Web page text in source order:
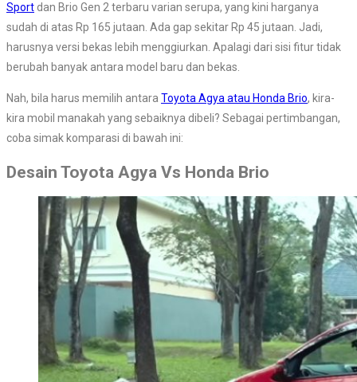
Sport dan Brio Gen 2 terbaru varian serupa, yang kini harganya
sudah di atas Rp 165 jutaan. Ada gap sekitar Rp 45 jutaan. Jadi,
harusnya versi bekas lebih menggiurkan. Apalagi dari sisi fitur tidak
berubah banyak antara model baru dan bekas.
Nah, bila harus memilih antara Toyota Agya atau Honda Brio, kira-
kira mobil manakah yang sebaiknya dibeli? Sebagai pertimbangan,
coba simak komparasi di bawah ini:
Desain Toyota Agya Vs Honda Brio